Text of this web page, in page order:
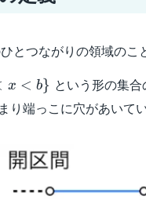
とつながりの領域のこ
x < b} という形の集合
り端っこに穴があいて